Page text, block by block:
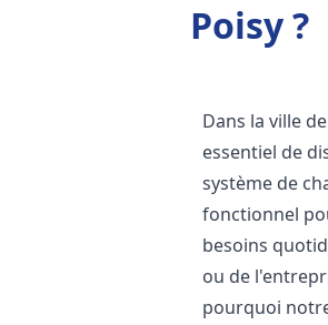
Poisy ?
Dans la ville de
essentiel de
système de
fonctionnel
besoins
ou de
pourquoi